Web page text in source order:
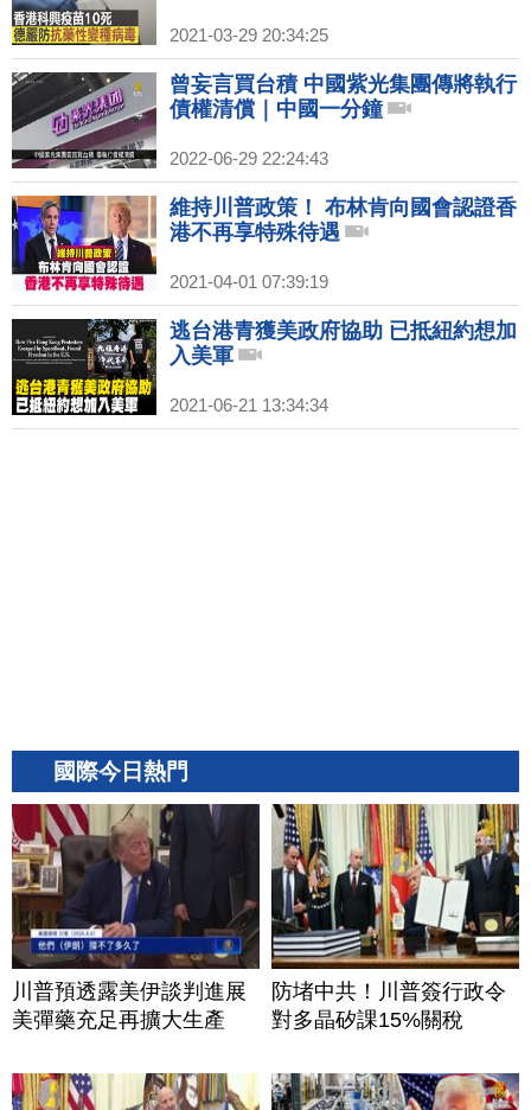
2021-03-29 20:34:25
曾妄言買台積 中國紫光集團傳將執行
債權清償｜中國一分鐘
2022-06-29 22:24:43
維持川普政策！ 布林肯向國會認證香
港不再享特殊待遇
2021-04-01 07:39:19
逃台港青獲美政府協助 已抵紐約想加
入美軍
2021-06-21 13:34:34
國際今日熱門
川普預透露美伊談判進展
美彈藥充足再擴大生產
防堵中共！川普簽行政令
對多晶矽課15%關稅